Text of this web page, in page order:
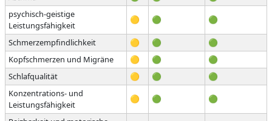
psychisch-geistige
Leistungsfähigkeit
🟡 🟢 🟢
Schmerzempfindlichkeit 🟡 🟢
🟢
Kopfschmerzen und Migräne
🟡 🟢
🟢
Schlafqualität
🟡 🟢
🟢
Konzentrations- und
Leistungsfähigkeit
🟡 🟢 🟢